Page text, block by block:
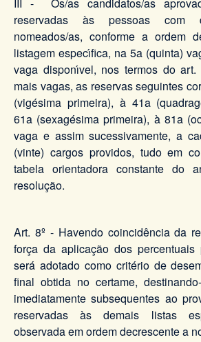
reservadas às pessoas com
nomeados/as, conforme a ordem
listagem especı́fica, na 5a (quinta)
vaga disponı́vel, nos termos do
mais vagas, as reservas seguintes
(vigésima primeira), à 41a
61a (sexagésima primeira), à 81a
vaga e assim sucessivamente, a
(vinte) cargos providos, tudo em
tabela orientadora constante do
resolução.
Art. 8º - Havendo coincidência da
força da aplicação dos percentuais
será adotado como critério de
final obtida no certame,
imediatamente subsequentes ao
reservadas às demais listas
observada em ordem decrescente a